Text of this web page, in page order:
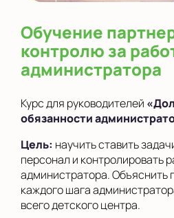
Обучение
контролю за
администратора
Курс для руководителей
обязанности
Цель: научить ставить
персонал и контролировать
администратора. Объяснить
каждого шага
всего детского центра.